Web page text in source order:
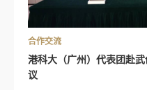
合作交流
港科大（广州）代表团赴
议